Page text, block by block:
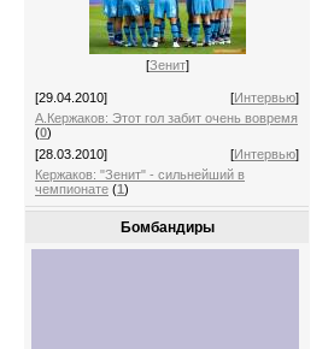
[Зенит]
[29.04.2010] [Интервью]
А.Кержаков: Этот гол забит очень вовремя
(0)
[28.03.2010]
[Интервью]
Кержаков: "Зенит" - сильнейший в
чемпионате (1)
Бомбандиры